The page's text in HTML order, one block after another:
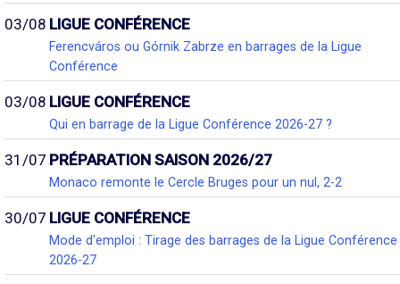
03/08 LIGUE CONFÉRENCE
Ferencváros ou Górnik Zabrze en barrages de la Ligue
Conférence
03/08 LIGUE CONFÉRENCE
Qui en barrage de la Ligue Conférence 2026-27 ?
31/07 PRÉPARATION SAISON 2026/27
Monaco remonte le Cercle Bruges pour un nul, 2-2
30/07 LIGUE CONFÉRENCE
Mode d'emploi : Tirage des barrages de la Ligue Conférence
2026-27